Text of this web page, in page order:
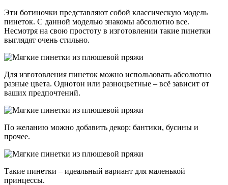
Эти ботиночки представляют собой классическую модель
пинеток. С данной моделью знакомы абсолютно все.
Несмотря на свою простоту в изготовлении такие пинетки
выглядят очень стильно.
Для изготовления пинеток можно использовать абсолютно
разные цвета. Однотон или разноцветные – всё зависит от
ваших предпочтений.
По желанию можно добавить декор: бантики, бусины и
прочее.
Такие пинетки – идеальный вариант для маленькой
принцессы.